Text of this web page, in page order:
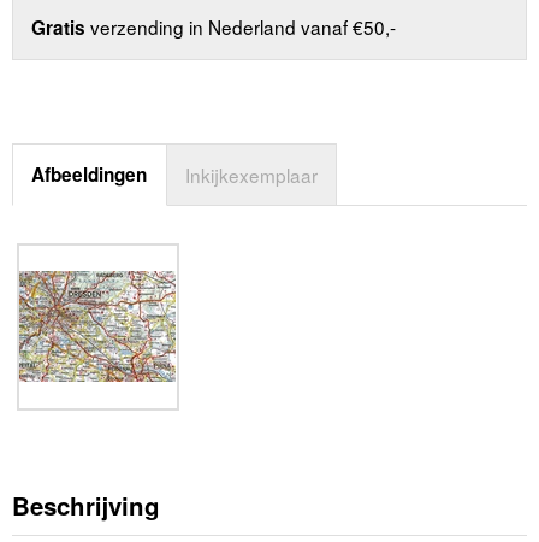
Gratis verzending in Nederland vanaf €50,-
Afbeeldingen Inkijkexemplaar
Beschrijving